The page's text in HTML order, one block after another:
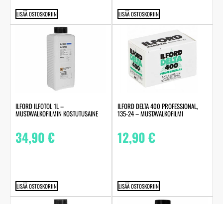
LISÄÄ OSTOSKORIIN LISÄÄ OSTOSKORIIN
ILFORD ILFOTOL 1L –
MUSTAVALKOFILMIN KOSTUTUSAINE
34,90€
LISÄÄ OSTOSKORIIN
ILFORD DELTA 400 PROFESSIONAL,
135-24 – MUSTAVALKOFILMI
12,90€
LISÄÄ OSTOSKORIIN